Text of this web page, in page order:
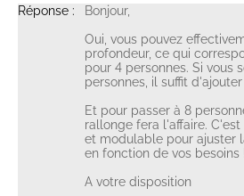
Réponse :
Bonjour,
Oui, vous pouvez
profondeur, ce qui
pour 4 personnes. Si vous
personnes, il suffit
Et pour passer à 8
rallonge fera l'affaire.
et modulable pour ajuster
en fonction de vos besoins
A votre disposition